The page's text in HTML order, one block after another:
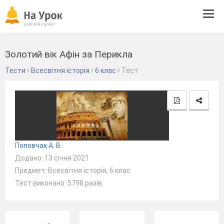
Золотий вік Афін за Перикла
Тести Всесвітня історія 6 клас Тест
Поповчак А. В.
Додано: 13 січня 2021
Предмет: Всесвітня історія, 6 клас
Тест виконано: 5798 разів